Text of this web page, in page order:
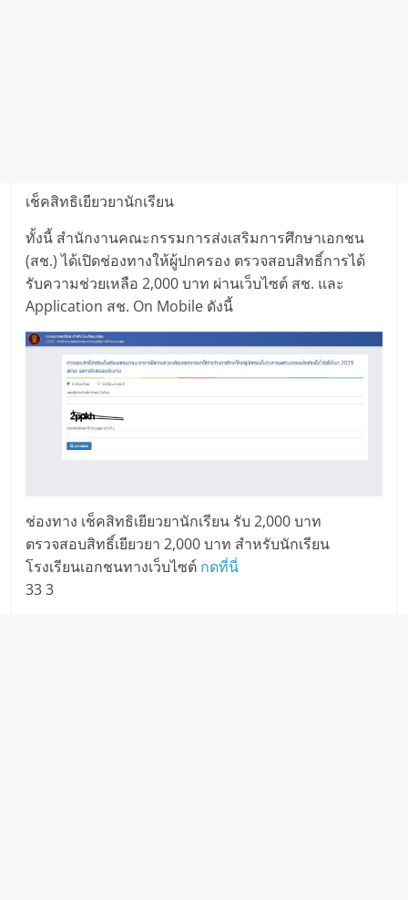
เช็คสิทธิเยียวยานักเรียน
ทั้งนี้ สำนักงานคณะกรรมการส่งเสริมการศึกษาเอกชน
(สช.) ได้เปิดช่องทางให้ผู้ปกครอง ตรวจสอบสิทธิ์การได้
รับความช่วยเหลือ 2,000 บาท ผ่านเว็บไซต์ สช. และ
Application สช. On Mobile ดังนี้
ช่องทาง เช็คสิทธิเยียวยานักเรียน รับ 2,000 บาท
ตรวจสอบสิทธิ์เยียวยา 2,000 บาท สำหรับนักเรียน
โรงเรียนเอกชนทางเว็บไซต์ กดที่นี่
33 3